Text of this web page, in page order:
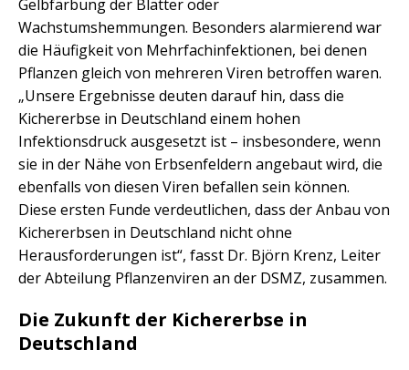
Gelbfärbung der Blätter oder
Wachstumshemmungen. Besonders alarmierend war
die Häufigkeit von Mehrfachinfektionen, bei denen
Pflanzen gleich von mehreren Viren betroffen waren.
„Unsere Ergebnisse deuten darauf hin, dass die
Kichererbse in Deutschland einem hohen
Infektionsdruck ausgesetzt ist – insbesondere, wenn
sie in der Nähe von Erbsenfeldern angebaut wird, die
ebenfalls von diesen Viren befallen sein können.
Diese ersten Funde verdeutlichen, dass der Anbau von
Kichererbsen in Deutschland nicht ohne
Herausforderungen ist“, fasst Dr. Björn Krenz, Leiter
der Abteilung Pflanzenviren an der DSMZ, zusammen.
Die Zukunft der Kichererbse in
Deutschland